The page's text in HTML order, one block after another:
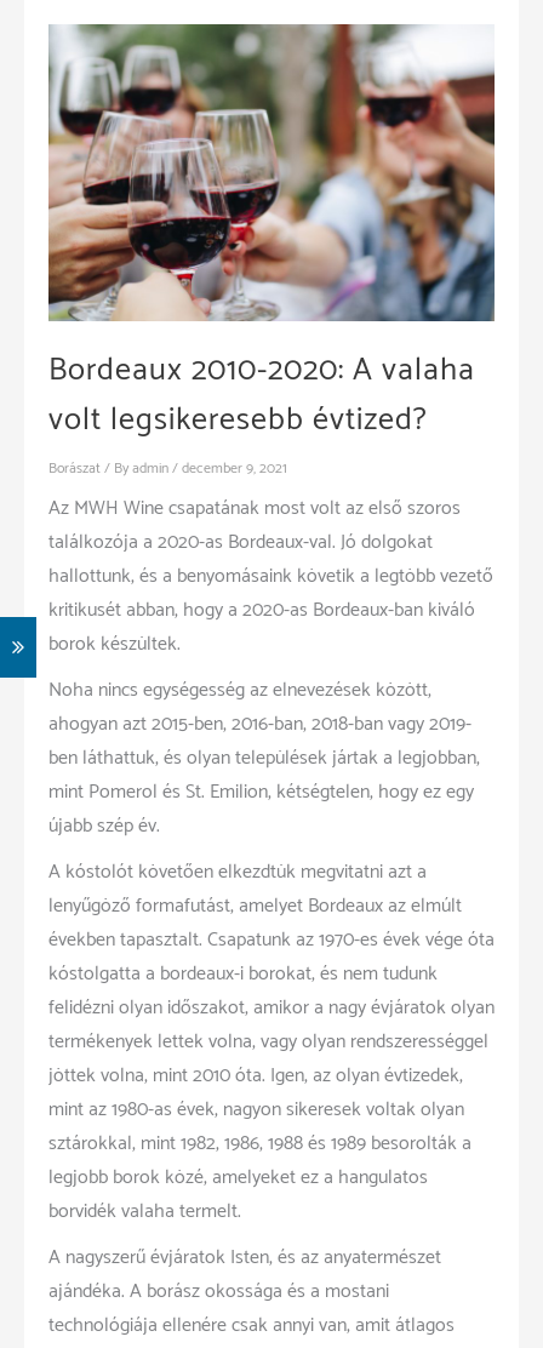
Bordeaux 2010-2020: A valaha
volt legsikeresebb évtized?
Borászat/ Byadmin/december 9, 2021
Az MWH Wine csapatának most volt az első szoros
találkozója a 2020-as Bordeaux-val. Jó dolgokat
hallottunk, és a benyomásaink követik a legtöbb vezető
kritikusét abban, hogy a 2020-as Bordeaux-ban kiváló
borok készültek.
Noha nincs egységesség az elnevezések között,
ahogyan azt 2015-ben, 2016-ban, 2018-ban vagy 2019-
ben láthattuk, és olyan települések jártak a legjobban,
mint Pomerol és St. Emilion, kétségtelen, hogy ez egy
újabb szép év.
A kóstolót követően elkezdtük megvitatni azt a
lenyűgöző formafutást, amelyet Bordeaux az elmúlt
években tapasztalt. Csapatunk az 1970-es évek vége óta
kóstolgatta a bordeaux-i borokat, és nem tudunk
felidézni olyan időszakot, amikor a nagy évjáratok olyan
termékenyek lettek volna, vagy olyan rendszerességgel
jöttek volna, mint 2010 óta. Igen, az olyan évtizedek,
mint az 1980-as évek, nagyon sikeresek voltak olyan
sztárokkal, mint 1982, 1986, 1988 és 1989 besorolták a
legjobb borok közé, amelyeket ez a hangulatos
borvidék valaha termelt.
A nagyszerű évjáratok Isten, és az anyatermészet
ajándéka. A borász okossága és a mostani
technológiája ellenére csak annyi van, amit átlagos